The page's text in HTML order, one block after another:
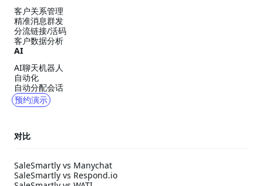
客户关系管理
精准消息群发
分流链接/活码
客户数据分析
AI
AI聊天机器人
自动化
自动分配会话
预约演示
对比
SaleSmartly vs Manychat
SaleSmartly vs Respond.io